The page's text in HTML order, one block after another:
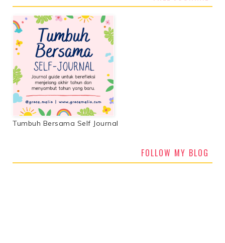
Tumbuh Bersama Self Journal
FOLLOW MY BLOG